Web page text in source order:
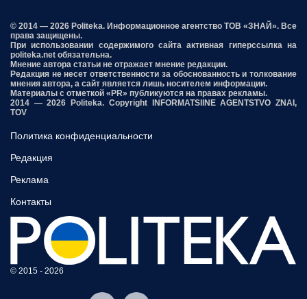
© 2014 — 2026 Politeka. Информационное агентство ТОВ «ЗНАЙ». Все
права защищены.
При использовании содержимого сайта активная гиперссылка на
politeka.net обязательна.
Мнение автора статьи не отражает мнение редакции.
Редакция не несет ответственности за обоснованность и толкование
мнения автора, а сайт является лишь носителем информации.
Материалы с отметкой «PR» публикуются на правах рекламы.
2014 — 2026 Politeka. Copyright INFORMATSIINE AGENTSTVO ZNAI,
TOV
Политика конфиденциальности
Редакция
Реклама
Контакты
© 2015 - 2026